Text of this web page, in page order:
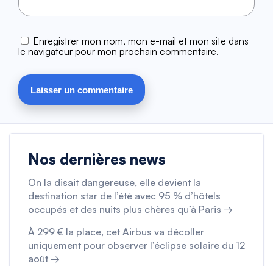
Enregistrer mon nom, mon e-mail et mon site dans
le navigateur pour mon prochain commentaire.
Nos dernières news
On la disait dangereuse, elle devient la
destination star de l’été avec 95 % d’hôtels
occupés et des nuits plus chères qu’à Paris →
À 299 € la place, cet Airbus va décoller
uniquement pour observer l’éclipse solaire du 12
août →